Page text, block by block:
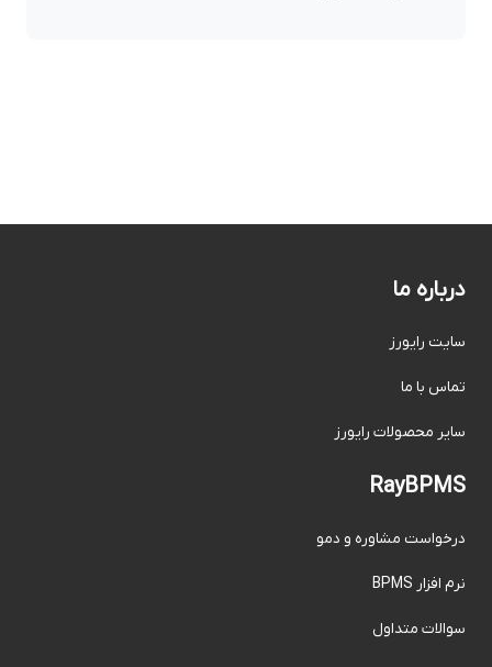
درباره ما
سایت رایورز
تماس با ما
سایر محصولات رایورز
RayBPMS
درخواست مشاوره و دمو
نرم افزار BPMS
سوالات متداول